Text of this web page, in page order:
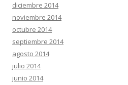
diciembre 2014
noviembre 2014
octubre 2014
septiembre 2014
agosto 2014
julio 2014
junio 2014